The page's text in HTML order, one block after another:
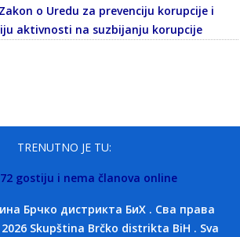
o Uredu za prevenciju korupcije i
aktivnosti na suzbijanju korupcije
TRENUTNO JE TU:
gostiju i nema članova online
Брчко дистрикта БиХ . Сва права
Skupština Brčko distrikta BiH . Sva